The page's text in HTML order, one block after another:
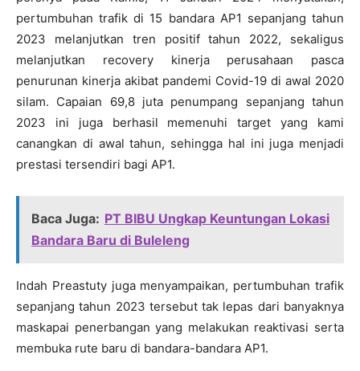
pertumbuhan trafik di 15 bandara AP1 sepanjang tahun
2023 melanjutkan tren positif tahun 2022, sekaligus
melanjutkan recovery kinerja perusahaan pasca
penurunan kinerja akibat pandemi Covid-19 di awal 2020
silam. Capaian 69,8 juta penumpang sepanjang tahun
2023 ini juga berhasil memenuhi target yang kami
canangkan di awal tahun, sehingga hal ini juga menjadi
prestasi tersendiri bagi AP1.
Baca Juga: PT BIBU Ungkap Keuntungan Lokasi
Bandara Baru di Buleleng
Indah Preastuty juga menyampaikan, pertumbuhan trafik
sepanjang tahun 2023 tersebut tak lepas dari banyaknya
maskapai penerbangan yang melakukan reaktivasi serta
membuka rute baru di bandara-bandara AP1.